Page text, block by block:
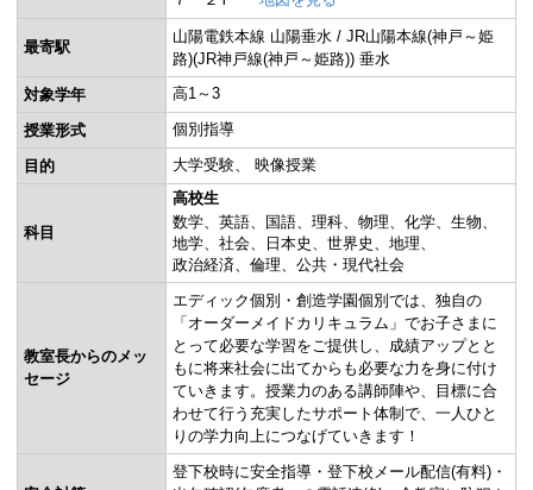
最寄駅
山陽電鉄本線 山陽垂水 / JR山陽本線(神戸～姫
路)(JR神戸線(神戸～姫路)) 垂水
対象学年
高1～3
授業形式 個別指導
目的 大学受験 映像授業
科目
高校生
数学
英語 国語 理科 物理 化学
生物
地学
社会 日本史 世界史
地理
政治経済
倫理 公共・現代社会
教室長からのメッ
セージ
エディック個別・創造学園個別では、独自の
「オーダーメイドカリキュラム」でお子さまに
とって必要な学習をご提供し、成績アップとと
もに将来社会に出てからも必要な力を身に付け
ていきます。授業力のある講師陣や、目標に合
わせて行う充実したサポート体制で、一人ひと
りの学力向上につなげていきます！
登下校時に安全指導・登下校メール配信(有料)・